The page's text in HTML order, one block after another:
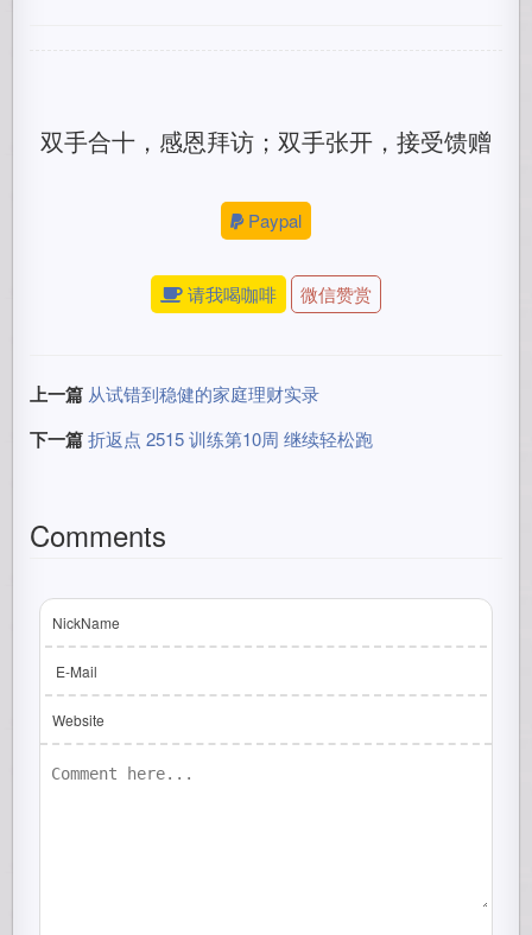
双手合十，感恩拜访；双手张开，接受馈赠
Paypal
请我喝咖啡 微信赞赏
上一篇 从试错到稳健的家庭理财实录
下一篇 折返点 2515 训练第10周 继续轻松跑
Comments
NickName
E-Mail
Website